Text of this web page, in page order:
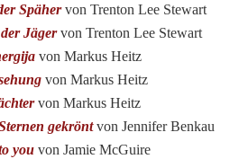
Spähervon Trenton Lee Stewart
Jägervon Trenton Lee Stewart
von Markus Heitz
von Markus Heitz
von Markus Heitz
gekröntvon Jennifer Benkau
you von Jamie McGuire